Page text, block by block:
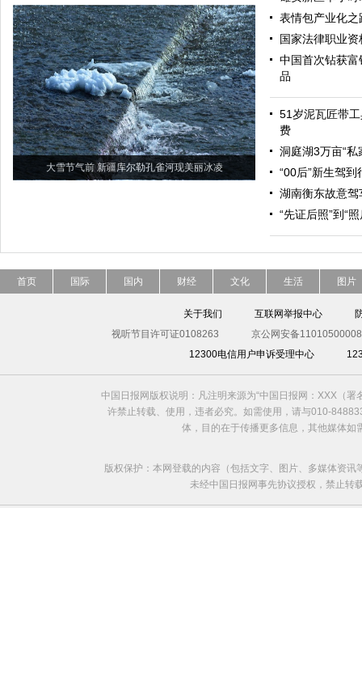
大雪节气前 新疆库尔勒孔雀河现美丽冰凌
表情包产业化
国家法律职业
中国首次钻获
品
51岁泥瓦匠带
费
洞庭湖3万亩“私
“00后”新生驾到
湖南衡东故意
“先证后照”到“
首页 国际 国内 财经 文化 生活 图片
关于我们 互联网举报中心
视听节目许可证0108263
京公网安备
12300电信用户申诉受理中心
中国日报网版权说明：凡注明来源为“中国日报网：XXX（
许禁止转载、使用，违者必究。如需使用，请与010-
体，目的在于传播更多信息，其他媒体
版权保护：本网登载的内容（包括文字、图片、多媒体资
未经中国日报网事先协议授权，禁止转